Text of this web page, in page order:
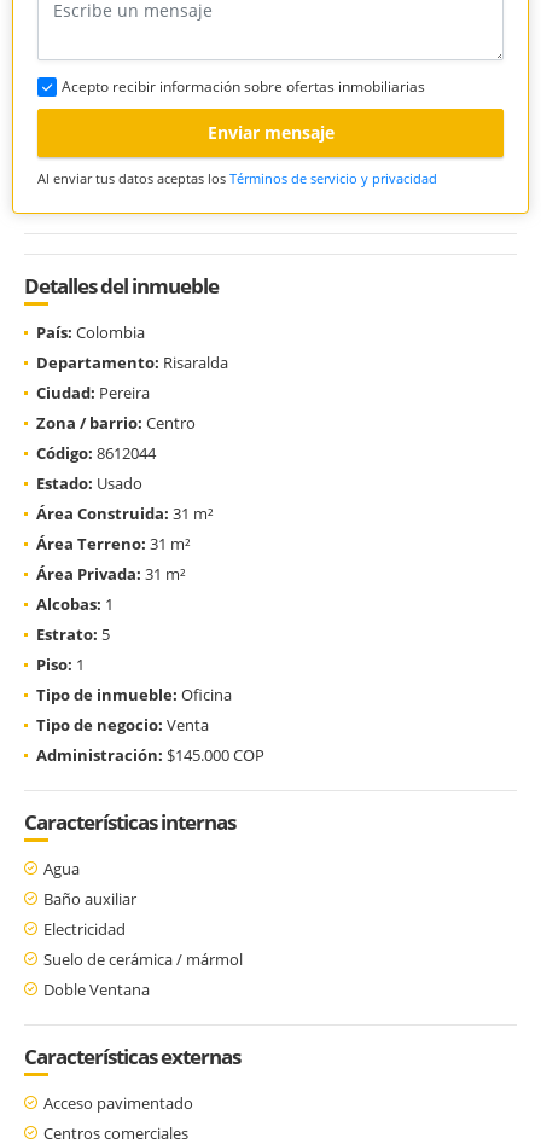
Acepto recibir información sobre ofertas inmobiliarias
Enviar mensaje
Al enviar tus datos aceptas los Términos de servicio y privacidad
Detalles del inmueble
País: Colombia
Departamento: Risaralda
Ciudad: Pereira
Zona / barrio: Centro
Código: 8612044
Estado: Usado
Área Construida: 31 m²
Área Terreno: 31 m²
Área Privada: 31 m²
Alcobas: 1
Estrato: 5
Piso: 1
Tipo de inmueble: Oficina
Tipo de negocio: Venta
Administración: $145.000 COP
Características internas
Agua
Baño auxiliar
Electricidad
Suelo de cerámica / mármol
Doble Ventana
Características externas
Acceso pavimentado
Centros comerciales